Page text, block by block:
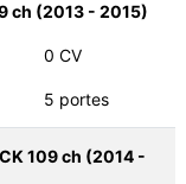
ch (2013 - 2015)
0 CV
5 portes
109 ch (2014 -